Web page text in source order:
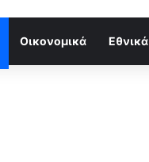
Οικονομικά Εθνικά